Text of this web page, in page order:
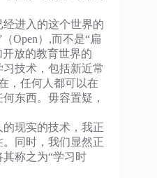
进入的这个世界的
Open）,而不是“扁
放的教育世界的
技术，包括新近常
，任何人都可以在
东西。毋容置疑，
现实的技术，我正
同时，我们显然正
称之为“学习时